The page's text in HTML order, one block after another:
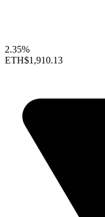
2.35%
ETH$1,910.13